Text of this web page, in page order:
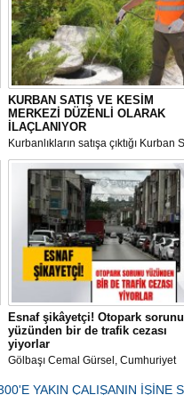
KURBAN SATIŞ VE KESİM
MERKEZİ DÜZENLİ OLARAK
İLAÇLANIYOR
Kurbanlıkların satışa çıktığı Kurban
ve Kesim Merkezi, haşere ve
mikropların önüne geçilmesi amacıyla
her gün Gölbaşı Belediyesi ekipleri
tarafından düzenli olarak ilaçlanıyor.
Esnaf şikâyetçi! Otopark sorunu
yüzünden bir de trafik cezası
yiyorlar
Gölbaşı Cemal Gürsel, Cumhuriyet
bulunan esnaf ve alışverişe gelen
YAKIN ÇALIŞANIN İŞİNE